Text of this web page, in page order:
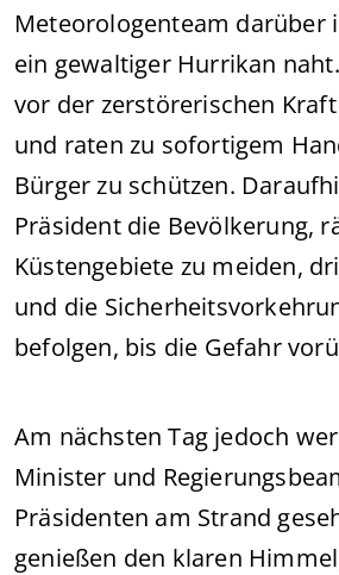
Meteorologenteam darüber
ein gewaltiger Hurrikan
vor der zerstörerischen
und raten zu sofortigem
Bürger zu schützen.
Präsident die Bevölkerung,
Küstengebiete zu meiden,
und die
befolgen, bis die Gefahr
Am nächsten Tag jedoch
Minister und
Präsidenten am Strand
genießen den klaren